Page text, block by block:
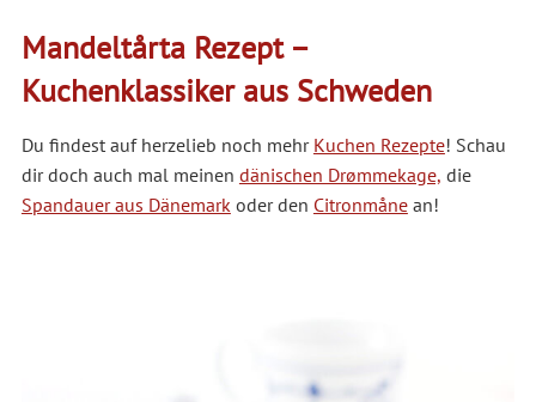
Mandeltårta Rezept –
Kuchenklassiker aus Schweden
Du findest auf herzelieb noch mehr Kuchen Rezepte! Schau
dir doch auch mal meinen dänischen Drømmekage, die
Spandauer aus Dänemarkoder den Citronmånean!